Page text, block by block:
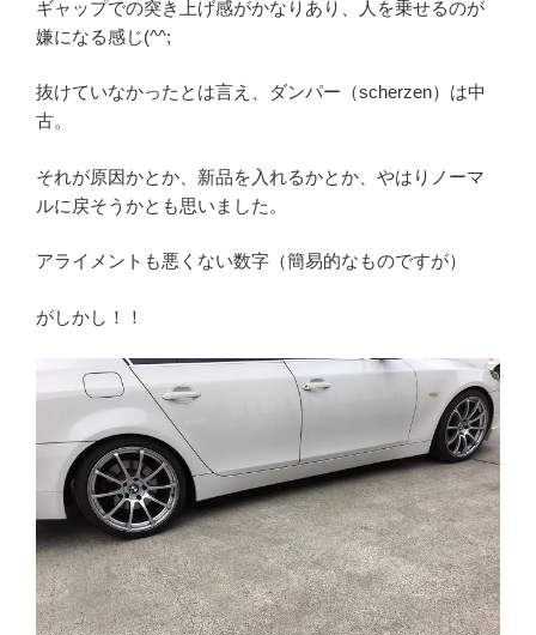
ギャップでの突き上げ感がかなりあり、人を乗せるのが
嫌になる感じ(^^;
抜けていなかったとは言え、ダンパー（scherzen）は中
古。
それが原因かとか、新品を入れるかとか、やはりノーマ
ルに戻そうかとも思いました。
アライメントも悪くない数字（簡易的なものですが）
がしかし！！